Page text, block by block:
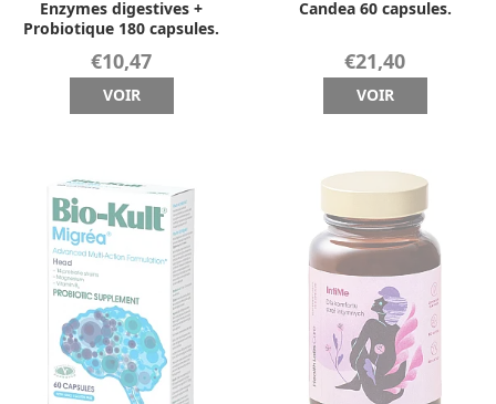
Enzymes digestives +
Probiotique 180 capsules.
€10,47
VOIR
Candea 60 capsules.
€21,40
VOIR